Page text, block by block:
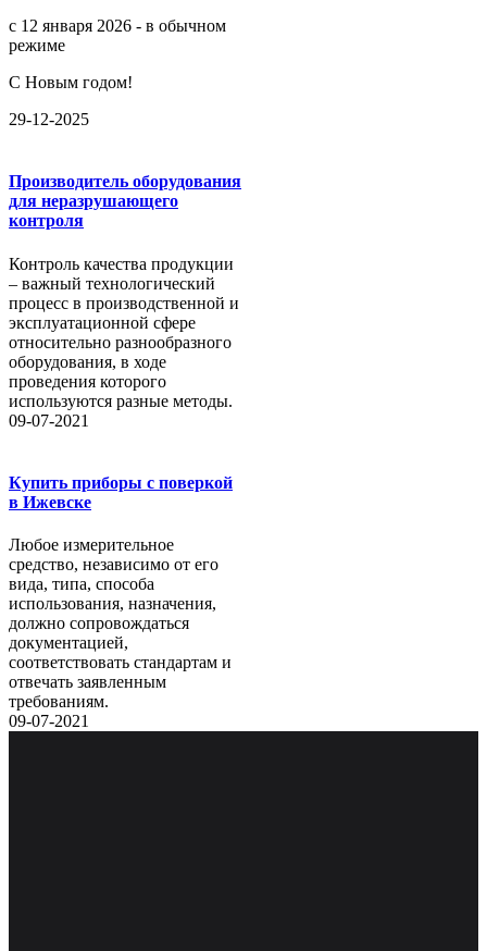
с 12 января 2026 - в обычном
режиме
С Новым годом!
29-12-2025
Производитель оборудования
для неразрушающего
контроля
Контроль качества продукции
– важный технологический
процесс в производственной и
эксплуатационной сфере
относительно разнообразного
оборудования, в ходе
проведения которого
используются разные методы.
09-07-2021
Купить приборы с поверкой
в Ижевске
Любое измерительное
средство, независимо от его
вида, типа, способа
использования, назначения,
должно сопровождаться
документацией,
соответствовать стандартам и
отвечать заявленным
требованиям.
09-07-2021